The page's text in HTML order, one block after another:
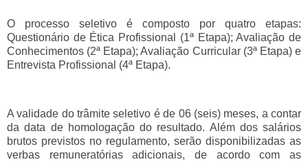
O processo seletivo é composto por quatro etapas:
Questionário de Ética Profissional (1ª Etapa); Avaliação de
Conhecimentos (2ª Etapa); Avaliação Curricular (3ª Etapa) e
Entrevista Profissional (4ª Etapa).
A validade do trâmite seletivo é de 06 (seis) meses, a contar
da data de homologação do resultado. Além dos salários
brutos previstos no regulamento, serão disponibilizadas as
verbas remuneratórias adicionais, de acordo com as